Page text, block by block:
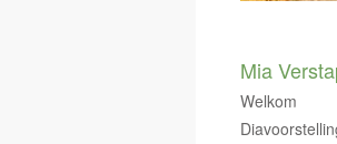
Mia
Welkom